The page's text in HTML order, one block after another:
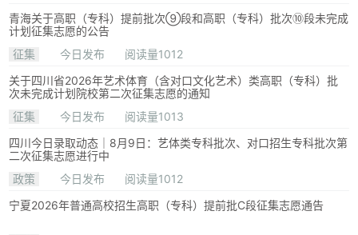
青海关于高职（专科）提前批次⑨段和高职（专科）批次⑩段未完成
计划征集志愿的公告
征集
今日发布
阅读量1012
关于四川省2026年艺术体育（含对口文化艺术）类高职（专科）批
次未完成计划院校第二次征集志愿的通知
征集
今日发布
阅读量1013
四川今日录取动态｜8月9日：艺体类专科批次、对口招生专科批次第
二次征集志愿进行中
政策
今日发布
阅读量1012
宁夏2026年普通高校招生高职（专科）提前批C段征集志愿通告